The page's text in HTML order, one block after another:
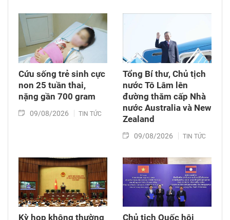
Cứu sống trẻ sinh cực
non 25 tuần thai,
nặng gần 700 gram
09/08/2026 TIN TỨC
Tổng Bí thư, Chủ tịch
nước Tô Lâm lên
đường thăm cấp Nhà
nước Australia và New
Zealand
09/08/2026 TIN TỨC
Kỳ họp không thường
Chủ tịch Quốc hội